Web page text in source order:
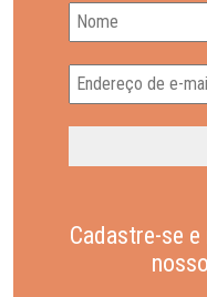
Cadastre-se